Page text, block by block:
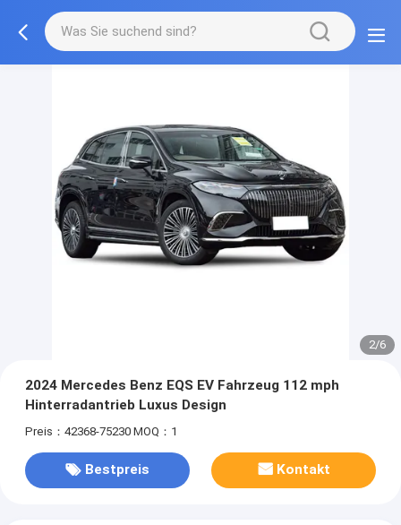
2/6
2024 Mercedes Benz EQS EV Fahrzeug 112 mph
Hinterradantrieb Luxus Design
Preis：42368-75230 MOQ：1
Bestpreis Kontakt